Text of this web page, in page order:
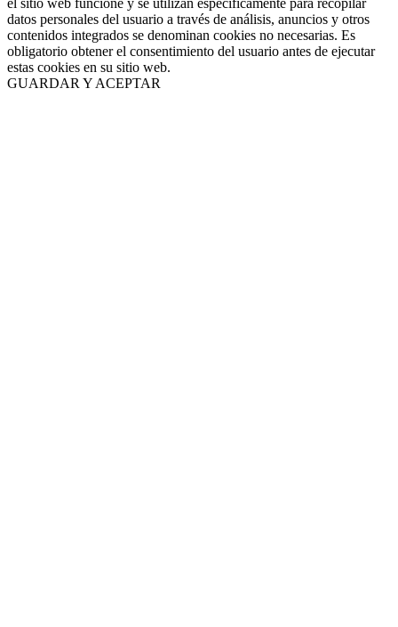
datos personales del usuario a través de análisis, anuncios y otros
contenidos integrados se denominan cookies no necesarias. Es
obligatorio obtener el consentimiento del usuario antes de ejecutar
estas cookies en su sitio web.
GUARDAR Y ACEPTAR